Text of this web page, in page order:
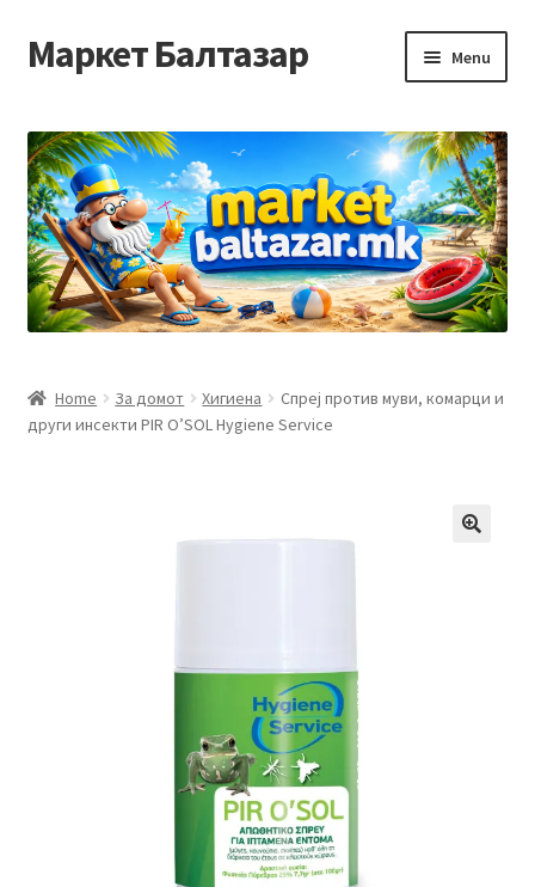
Skip
to
Skip
to
Маркет Балтазар Menu
Checkout
Homepage
Privacy Policy
Контакт
Рекламации и замена на производ
Home За домот Хигиена
Спреј против муви, комарци и
други инсекти PIR O’SOL Hygiene Service